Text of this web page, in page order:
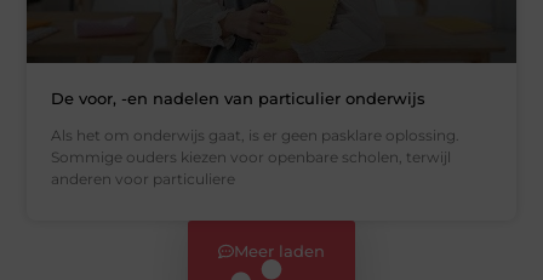
De voor, -en nadelen van particulier onderwijs
Als het om onderwijs gaat, is er geen pasklare oplossing.
Sommige ouders kiezen voor openbare scholen, terwijl
anderen voor particuliere
Meer laden